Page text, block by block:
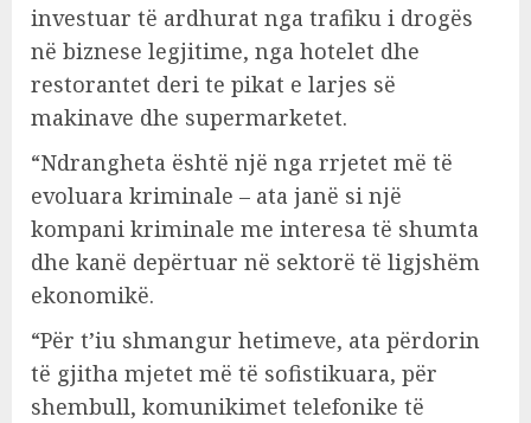
investuar të ardhurat nga trafiku i drogës
në biznese legjitime, nga hotelet dhe
restorantet deri te pikat e larjes së
makinave dhe supermarketet.
“Ndrangheta është një nga rrjetet më të
evoluara kriminale – ata janë si një
kompani kriminale me interesa të shumta
dhe kanë depërtuar në sektorë të ligjshëm
ekonomikë.
“Për t’iu shmangur hetimeve, ata përdorin
të gjitha mjetet më të sofistikuara, për
shembull, komunikimet telefonike të